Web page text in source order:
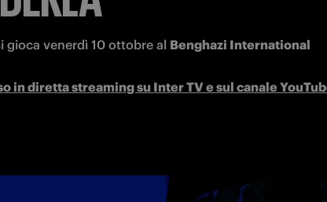
gioca venerdì 10 ottobre al
in diretta streaming su Inter TV e sul canale YouTube